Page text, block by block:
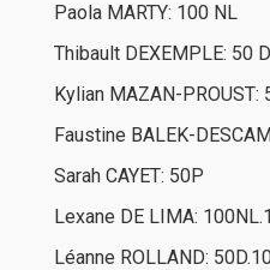
Paola MARTY: 100 NL
Thibault DEXEMPLE: 50
Kylian MAZAN-PROUST:
Faustine BALEK-
Sarah CAYET: 50P
Lexane DE LIMA:
Léanne ROLLAND: